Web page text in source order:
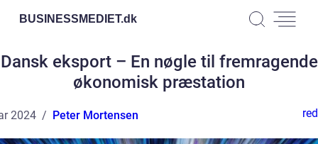
BUSINESSMEDIET.dk
Dansk eksport – En nøgle til fremragende
økonomisk præstation
2024 Peter Mortensen